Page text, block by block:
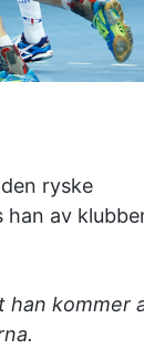
ryske
av
han kommer